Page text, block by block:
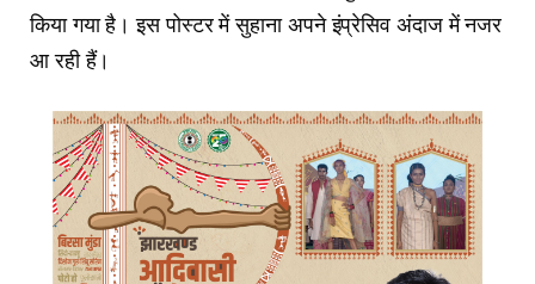
किया गया है। इस पोस्टर में सुहाना अपने इंप्रेसिव अंदाज में नजर
आ रही हैं।